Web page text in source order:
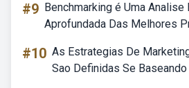
#9 Benchmarking é Uma Analise
Aprofundada Das Melhores
#10 As Estrategias De
Sao Definidas Se Baseando